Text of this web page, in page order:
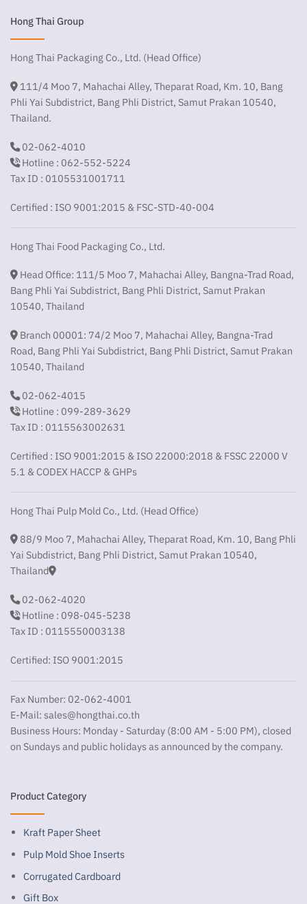
Hong Thai Group
Hong Thai Packaging Co., Ltd. (Head Office)
111/4 Moo 7, Mahachai Alley, Theparat Road, Km. 10, Bang
Phli Yai Subdistrict, Bang Phli District, Samut Prakan 10540,
Thailand.
02-062-4010
Hotline : 062-552-5224
Tax ID : 0105531001711
Certified : ISO 9001:2015 & FSC-STD-40-004
Hong Thai Food Packaging Co., Ltd.
Head Office: 111/5 Moo 7, Mahachai Alley, Bangna-Trad Road,
Bang Phli Yai Subdistrict, Bang Phli District, Samut Prakan
10540, Thailand
Branch 00001: 74/2 Moo 7, Mahachai Alley, Bangna-Trad
Road, Bang Phli Yai Subdistrict, Bang Phli District, Samut Prakan
10540, Thailand
02-062-4015
Hotline : 099-289-3629
Tax ID : 0115563002631
Certified : ISO 9001:2015 & ISO 22000:2018 & FSSC 22000 V
5.1 & CODEX HACCP & GHPs
Hong Thai Pulp Mold Co., Ltd. (Head Office)
88/9 Moo 7, Mahachai Alley, Theparat Road, Km. 10, Bang Phli
Yai Subdistrict, Bang Phli District, Samut Prakan 10540,
Thailand
02-062-4020
Hotline : 098-045-5238
Tax ID : 0115550003138
Certified: ISO 9001:2015
Fax Number: 02-062-4001
E-Mail: sales@hongthai.co.th
Business Hours: Monday - Saturday (8:00 AM - 5:00 PM), closed
on Sundays and public holidays as announced by the company.
Product Category
Kraft Paper Sheet
Pulp Mold Shoe Inserts
Corrugated Cardboard
Gift Box